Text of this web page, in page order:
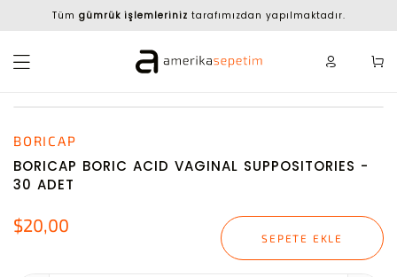
Tüm gümrük işlemleriniz tarafımızdan yapılmaktadır.
BORICAP
BORICAP BORIC ACID VAGINAL SUPPOSITORIES -
30 ADET
$20,00
SEPETE EKLE